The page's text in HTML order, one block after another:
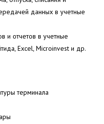
данных в учетные
и отчетов в учетные
Excel, Microinvest и др.
терминала